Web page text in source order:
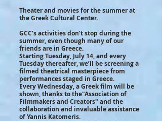
Theater and movies for the summer at
the Greek Cultural Center.
GCC’s activities don’t stop during the
summer, even though many of our
friends are in Greece.
Starting Tuesday, July 14, and every
Tuesday thereafter, we’ll be screening a
filmed theatrical masterpiece from
performances staged in Greece.
Every Wednesday, a Greek film will be
shown, thanks to the"Association of
Filmmakers and Creators" and the
collaboration and invaluable assistance
of Yannis Katomeris.